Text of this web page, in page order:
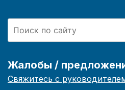
Жалобы /
Свяжитесь с